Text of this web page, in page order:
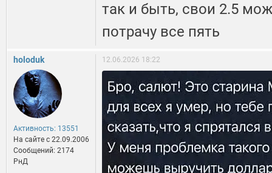
так и быть, свои 2.5
потрачу все пять
holoduk
Активность: 13551
На сайте c 22.09.2006
Сообщений: 2174
РнД
12.06.2026 18:22